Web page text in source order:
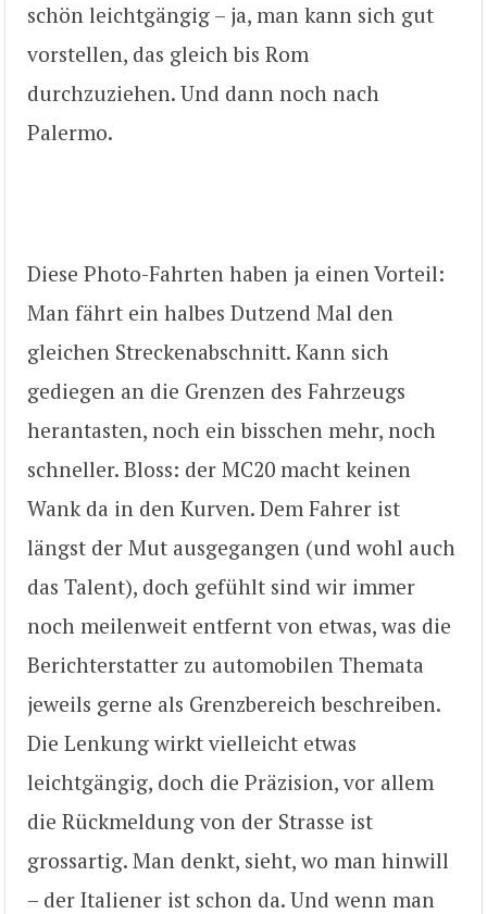
schön leichtgängig – ja, man kann sich gut
vorstellen, das gleich bis Rom
durchzuziehen. Und dann noch nach
Palermo.
Diese Photo-Fahrten haben ja einen Vorteil:
Man fährt ein halbes Dutzend Mal den
gleichen Streckenabschnitt. Kann sich
gediegen an die Grenzen des Fahrzeugs
herantasten, noch ein bisschen mehr, noch
schneller. Bloss: der MC20 macht keinen
Wank da in den Kurven. Dem Fahrer ist
längst der Mut ausgegangen (und wohl auch
das Talent), doch gefühlt sind wir immer
noch meilenweit entfernt von etwas, was die
Berichterstatter zu automobilen Themata
jeweils gerne als Grenzbereich beschreiben.
Die Lenkung wirkt vielleicht etwas
leichtgängig, doch die Präzision, vor allem
die Rückmeldung von der Strasse ist
grossartig. Man denkt, sieht, wo man hinwill
– der Italiener ist schon da. Und wenn man